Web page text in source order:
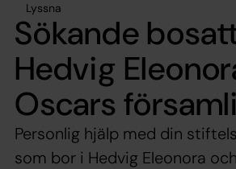
Lyssna
Sökande
Hedvig
Oscars
Personlig hjälp med din
som bor i Hedvig Eleonora